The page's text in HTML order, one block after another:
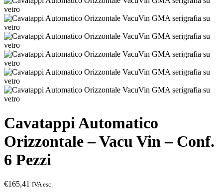
Cavatappi Automatico
Orizzontale – Vacu Vin – Conf.
6 Pezzi
€165,41 IVA esc.